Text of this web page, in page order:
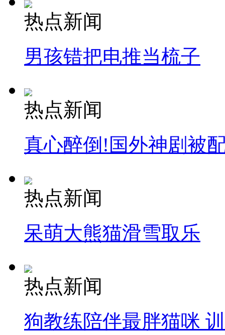
热点新闻
男孩错把电推当梳子
热点新闻
真心醉倒!国外神剧被
热点新闻
呆萌大熊猫滑雪取乐
热点新闻
狗教练陪伴最胖猫咪